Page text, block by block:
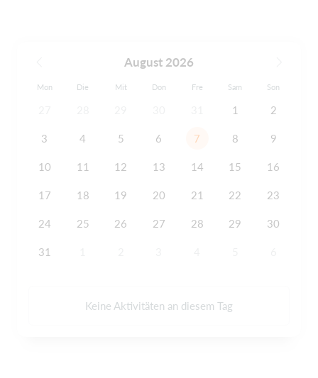
August 2026
Mon Die Mit Don Fre Sam Son
1 2
3 4 5 6 7 8 9
10 11 12 13 14 15 16
17 18 19 20 21 22 23
24 25 26 27 28 29 30
31
Keine Aktivitäten an diesem Tag